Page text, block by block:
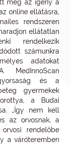
meg az igény a
online ellátásra,
rendszeren
ellátatlan
rendelkezik
számunkra
adatokat
MedInnoScan
és a
gyermekek
a Budai
„Így nem kell
az orvosnak, a
rendelőbe
a váróteremben